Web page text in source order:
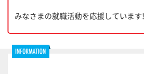
みなさまの就職活動を応援しています!